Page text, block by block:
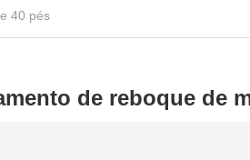
40 pés
de reboque de